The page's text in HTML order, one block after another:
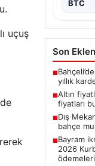
uçuş
BTC
Son
■
yıllık
■Altın
fiyatları
■Dış
bahçe
■Bayram
2026
ödemeleri